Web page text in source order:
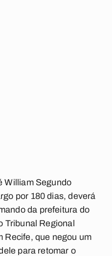
William Segundo
por 180 dias, deverá
da prefeitura do
Tribunal Regional
Recife, que negou um
para retomar o